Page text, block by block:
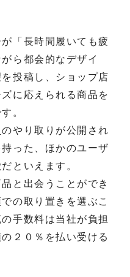
「長時間履いても疲
ら都会的なデザイ
投稿し、ショップ店
に応えられる商品を
。
やり取りが公開され
った、ほかのユーザ
といえます。
と出会うことができ
の取り置きを選ぶこ
手数料は当社が負担
２０％を払い受ける